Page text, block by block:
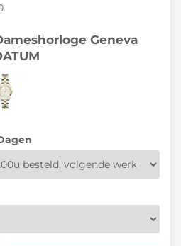
Geneva